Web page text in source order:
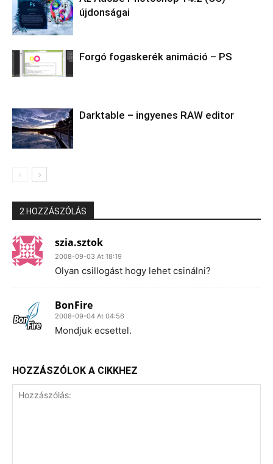
újdonságai
Forgó fogaskerék animáció – PS
Darktable – ingyenes RAW editor
2 HOZZÁSZÓLÁS
szia.sztok
2008-09-03 At 18:19
Olyan csillogást hogy lehet csinálni?
BonFire
2008-09-04 At 04:56
Mondjuk ecsettel.
HOZZÁSZÓLOK A CIKKHEZ